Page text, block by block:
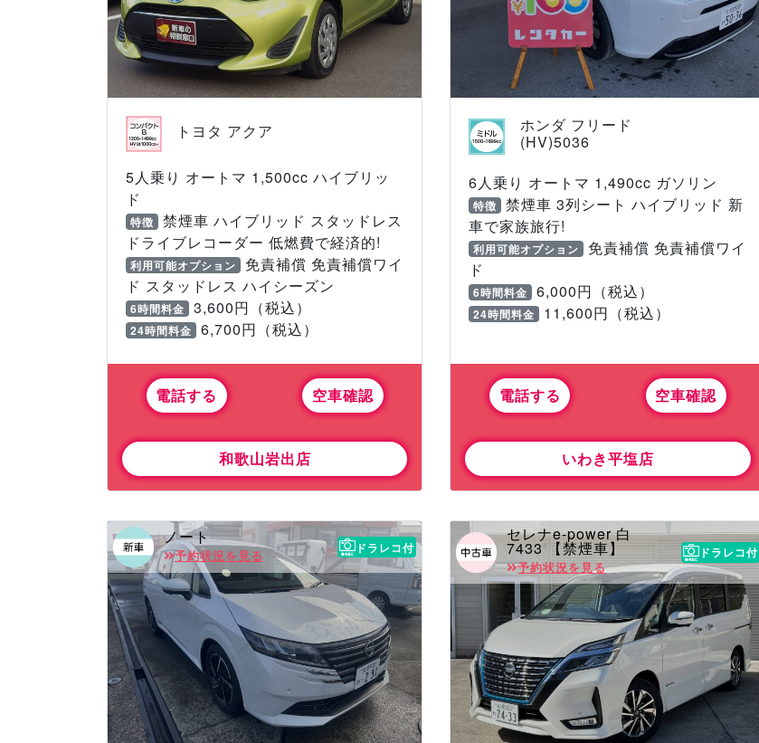
トヨタ アクア
5人乗り オートマ 1,500cc ハイブリッ
ド
特徴 禁煙車 ハイブリッド スタッドレス
ドライブレコーダー 低燃費で経済的!
利用可能オプション 免責補償 免責補償ワイ
ド スタッドレス ハイシーズン
6時間料金 3,600円（税込）
24時間料金 6,700円（税込）
電話する 空車確認
和歌山岩出店
ホンダ フリード
(HV)5036
6人乗り オートマ 1,490cc ガソリン
特徴 禁煙車 3列シート ハイブリッド 新
車で家族旅行!
利用可能オプション 免責補償 免責補償ワイ
ド
6時間料金 6,000円（税込）
24時間料金 11,600円（税込）
電話する 空車確認
いわき平塩店
ノート
予約状況を見る
ドラレコ付
セレナe-power 白
7433 【禁煙車】
予約状況を見る
ドラレコ付